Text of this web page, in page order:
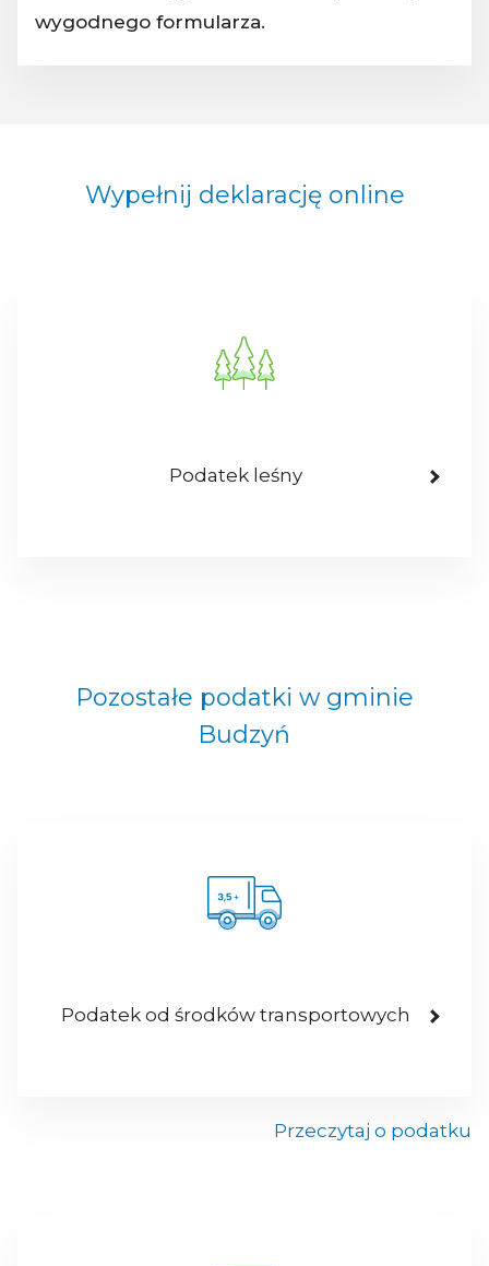
wygodnego formularza.
Wypełnij deklarację online
Podatek leśny
Pozostałe podatki w gminie
Budzyń
Podatek od środków transportowych
Przeczytaj o podatku